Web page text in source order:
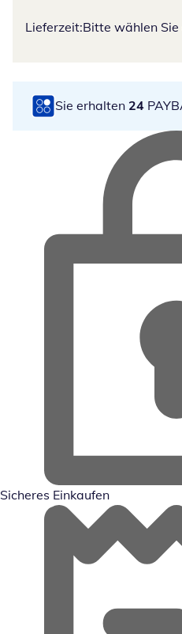
Lieferzeit:Bitte wählen Sie
Sie erhalten 24
Sicheres Einkaufen